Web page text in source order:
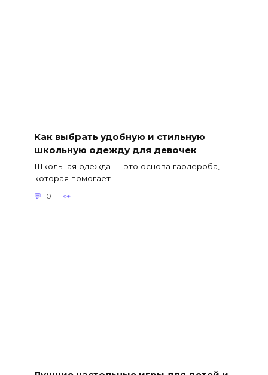
Как выбрать удобную и стильную
школьную одежду для девочек
Школьная одежда — это основа гардероба,
которая помогает
0 1